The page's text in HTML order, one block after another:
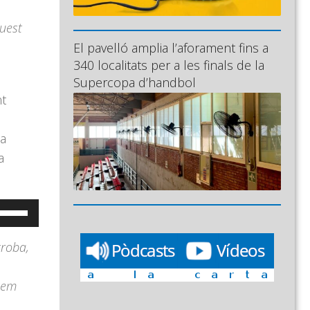
cap
El pavelló amplia l’aforament fins a
340 localitats per a les finals de la
Supercopa d’handbol